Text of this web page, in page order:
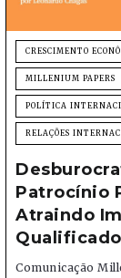
CRESCIMENTO
MILLENIUM PAPERS
POLÍTICA
RELAÇÕES
Patrocínio
Atraindo
Comunicação